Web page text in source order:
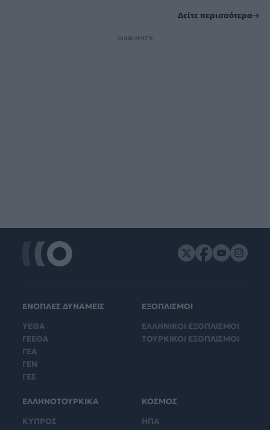
Δείτε περισσότερα
ΔΙΑΦΗΜΙΣΗ
ΕΝΟΠΛΕΣ ΔΥΝΑΜΕΙΣ
ΥΕΘΑ
ΓΕΕΘΑ
ΓΕΑ
ΓΕΝ
ΓΕΣ
ΕΞΟΠΛΙΣΜΟΙ
ΕΛΛΗΝΙΚΟΙ ΕΞΟΠΛΙΣΜΟΙ
ΤΟΥΡΚΙΚΟΙ ΕΞΟΠΛΙΣΜΟΙ
ΕΛΛΗΝΟΤΟΥΡΚΙΚΑ
ΚΥΠΡΟΣ
ΚΟΣΜΟΣ
ΗΠΑ